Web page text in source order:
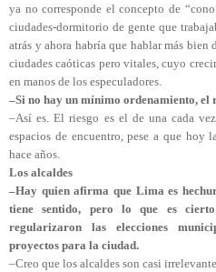
ya no corresponde el concepto de
ciudades-dormitorio de gente que
atrás y ahora habría que hablar más
ciudades caóticas pero vitales, cuyo
en manos de los especuladores.
–Si no hay un mínimo ordenamiento, el
–Así es. El riesgo es el de una cada
espacios de encuentro, pese a que hoy
hace años.
Los alcaldes
–Hay quien afirma que Lima es
tiene sentido, pero lo que es
regularizaron las elecciones
proyectos para la ciudad.
–Creo que los alcaldes son casi